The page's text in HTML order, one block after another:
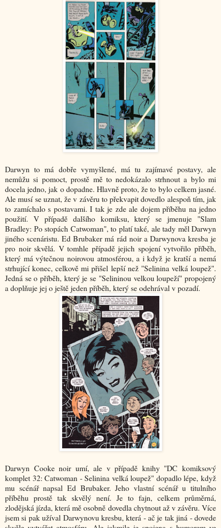
Darwyn to má dobře vymyšlené, má tu zajímavé postavy, ale
nemůžu si pomoct, prostě mě to nedokázalo strhnout a bylo mi
docela jedno, jak o dopadne. Hlavně proto, že to bylo celkem jasné.
Ale musí se uznat, že v závěru to překvapit dovedlo alespoň tím, jak
to zamíchalo s postavami. I tak je zde ale dojem příběhu na jedno
použití. V případě dalšího komiksu, který se jmenuje "Slam
Bradley: Po stopách Catwoman", to platí také, ale tady měl Darwyn
jiného scenáristu. Ed Brubaker má rád noir a Darwynova kresba je
pro noir skvělá. V tomhle případě jejich spojení vytvořilo příběh,
který má výtečnou noirovou atmosférou, a i když je kratší a nemá
strhující konec, celkově mi přišel lepší než "Selinina velká loupež".
Jedná se o příběh, který je se "Selininou velkou loupeží" propojený
a doplňuje jej o ještě jeden příběh, který se odehrával v pozadí.
Darwyn Cooke noir umí, ale v případě knihy "DC komiksový
komplet 32: Catwoman - Selinina velká loupež" dopadlo lépe, když
mu scénář napsal Ed Brubaker. Jeho vlastní scénář u titulního
příběhu prostě tak skvělý není. Je to fajn, celkem průměrná,
zlodějská jízda, která mě osobně dovedla chytnout až v závěru. Více
jsem si pak užíval Darwynovu kresbu, která - ač je tak jiná - dovede